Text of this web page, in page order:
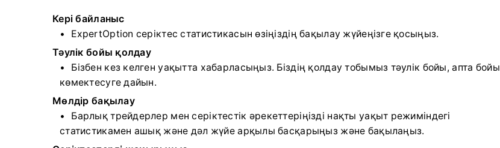
Кері байланыс
ExpertOption серіктес статистикасын өзіңіздің бақылау жүйеңізге қосыңыз.
Тәулік бойы қолдау
Бізбен кез келген уақытта хабарласыңыз. Біздің қолдау тобымыз тәулік бойы, апта бойы
көмектесуге дайын.
Мөлдір бақылау
Барлық трейдерлер мен серіктестік әрекеттеріңізді нақты уақыт режиміндегі
статистикамен ашық және дәл жүйе арқылы басқарыңыз және бақылаңыз.